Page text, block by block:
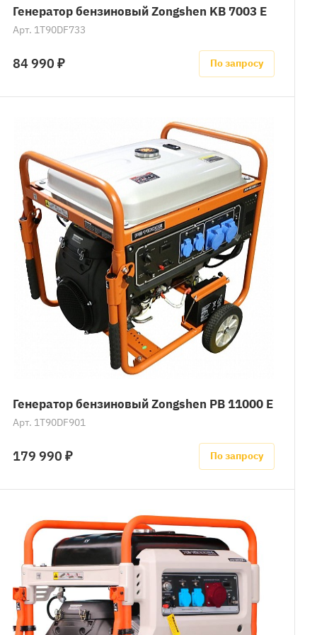
Генератор бензиновый Zongshen KB 7003 E
Арт. 1T90DF733
84 990 ₽ По запросу
Генератор бензиновый Zongshen PB 11000 E
Арт. 1T90DF901
179 990 ₽ По запросу